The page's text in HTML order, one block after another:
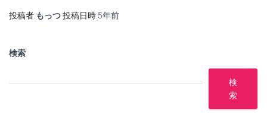
投稿者:もっつ投稿日時:5年前
検索
検
索